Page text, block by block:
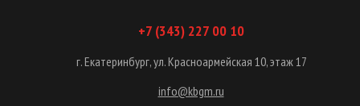
+7 (343) 227 00 10
г. Екатеринбург, ул. Красноармейская 10, этаж 17
info@kbgm.ru